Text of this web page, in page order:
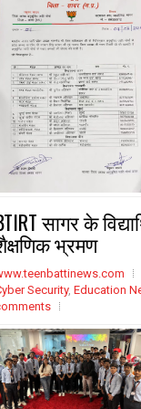
सागर के
भ्रमण
Security, Education